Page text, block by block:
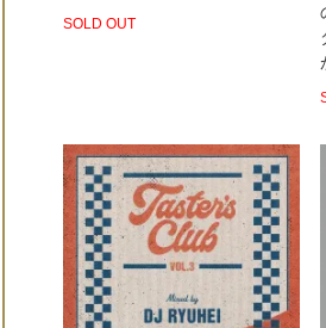
SOLD OUT